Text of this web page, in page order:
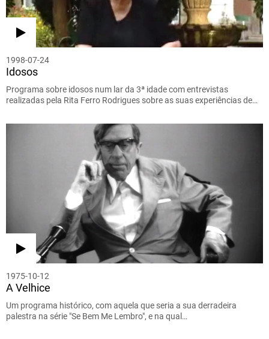
1998-07-24
Idosos
Programa sobre idosos num lar da 3ª idade com entrevistas
realizadas pela Rita Ferro Rodrigues sobre as suas experiências de…
1975-10-12
A Velhice
Um programa histórico, com aquela que seria a sua derradeira
palestra na série "Se Bem Me Lembro", e na qual…